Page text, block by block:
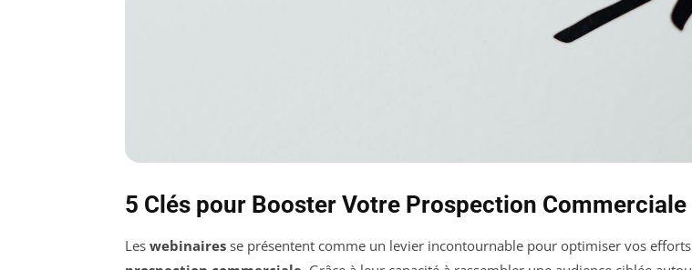
5 Clés pour Booster Votre Prospection Commerciale
Les webinaires se présentent comme un levier incontournable pour optimiser vos